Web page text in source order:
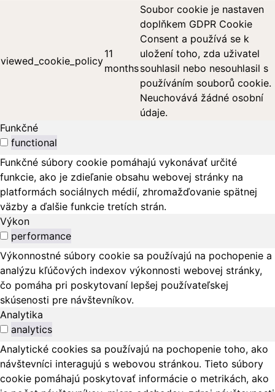
viewed_cookie_policy
11
months
Soubor cookie je nastaven
doplňkem GDPR Cookie
Consent a používá se k
uložení toho, zda uživatel
souhlasil nebo nesouhlasil s
používáním souborů cookie.
Neuchovává žádné osobní
údaje.
Funkčné
functional
Funkčné súbory cookie pomáhajú vykonávať určité
funkcie, ako je zdieľanie obsahu webovej stránky na
platformách sociálnych médií, zhromažďovanie spätnej
väzby a ďalšie funkcie tretích strán.
Výkon
performance
Výkonnostné súbory cookie sa používajú na pochopenie a
analýzu kľúčových indexov výkonnosti webovej stránky,
čo pomáha pri poskytovaní lepšej používateľskej
skúsenosti pre návštevníkov.
Analytika
analytics
Analytické cookies sa používajú na pochopenie toho, ako
návštevníci interagujú s webovou stránkou. Tieto súbory
cookie pomáhajú poskytovať informácie o metrikách, ako